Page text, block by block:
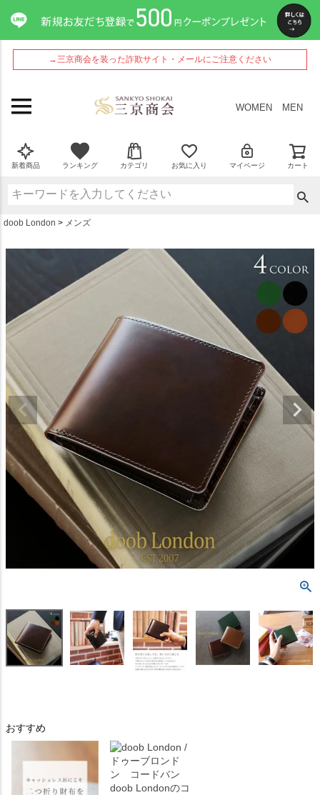
→三京商会を装った詐欺サイト・メールにご注意ください
WOMEN MEN
新着商品 ランキング カテゴリ お気に入り マイページ カート
doob London メンズ
おすすめ
doob Londonのコ
ペー
ジト
ップ
へ